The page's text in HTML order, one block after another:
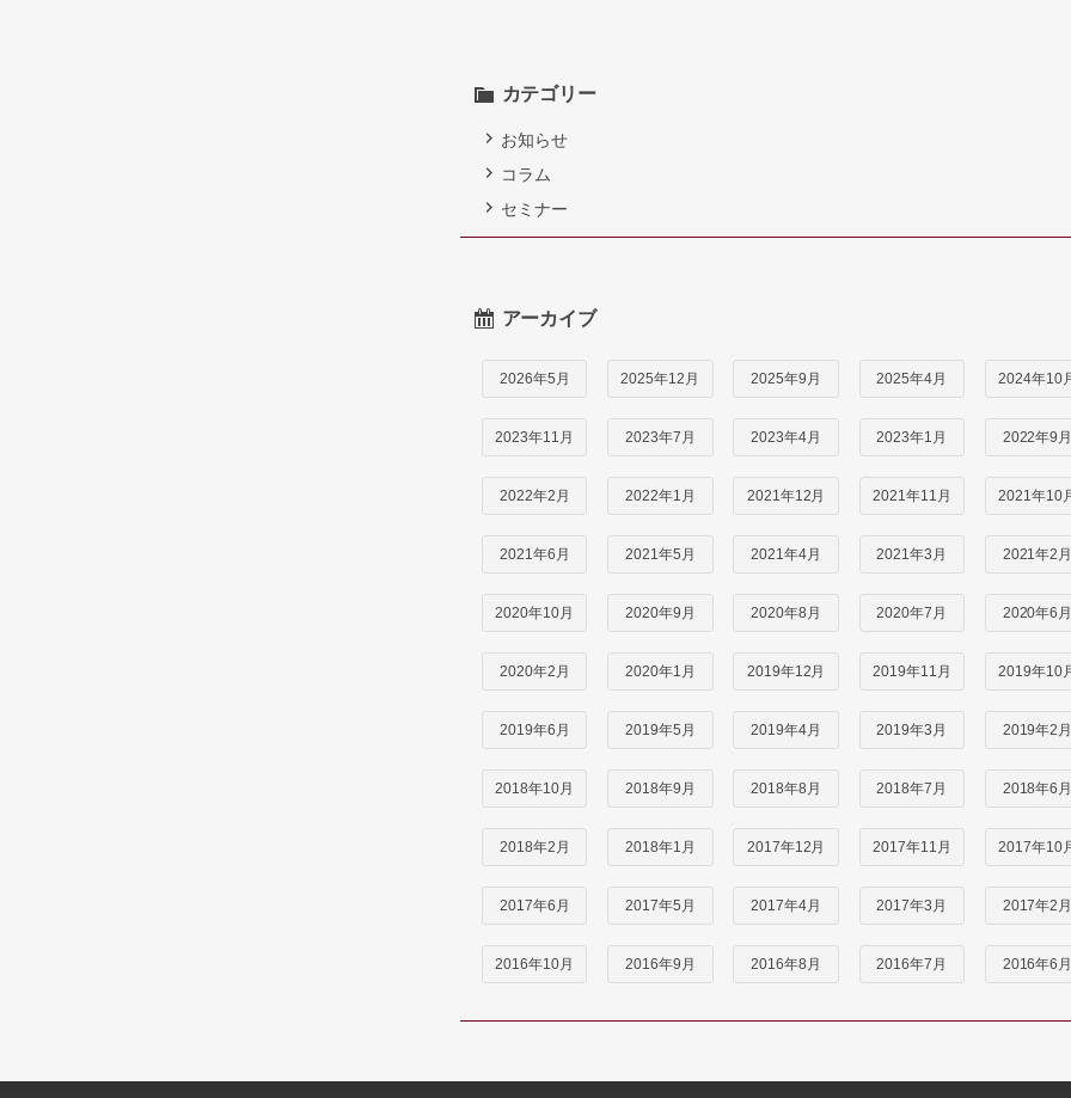
カテゴリー
お知らせ
コラム
セミナー
アーカイブ
2026年5月 2025年12月 2025年9月 2025年4月 2024年10
2023年11月 2023年7月 2023年4月 2023年1月 2022年9
2022年2月 2022年1月 2021年12月 2021年11月 2021年10
2021年6月 2021年5月 2021年4月 2021年3月 2021年2
2020年10月 2020年9月 2020年8月 2020年7月 2020年6
2020年2月 2020年1月 2019年12月 2019年11月 2019年10
2019年6月 2019年5月 2019年4月 2019年3月 2019年2
2018年10月 2018年9月 2018年8月 2018年7月 2018年6
2018年2月 2018年1月 2017年12月 2017年11月 2017年10
2017年6月 2017年5月 2017年4月 2017年3月 2017年2
2016年10月 2016年9月 2016年8月 2016年7月 2016年6